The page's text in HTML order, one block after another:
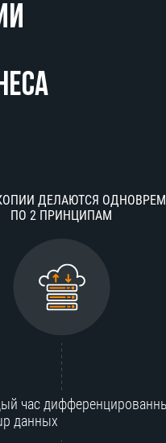
ДЕЛАЮТСЯ
ПО 2 ПРИНЦИПАМ
час
данных